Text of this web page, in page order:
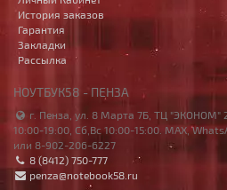
История заказов
Гарантия
Закладки
Рассылка
НОУТБУК58 - ПЕНЗА
г. Пенза, ул. 8 Марта 7Б, ТЦ
10:00-19:00, Сб,Вс 10:00-15:00. MAX,
или 8-902-206-6227
8 (8412) 750-777
penza@notebook58.ru